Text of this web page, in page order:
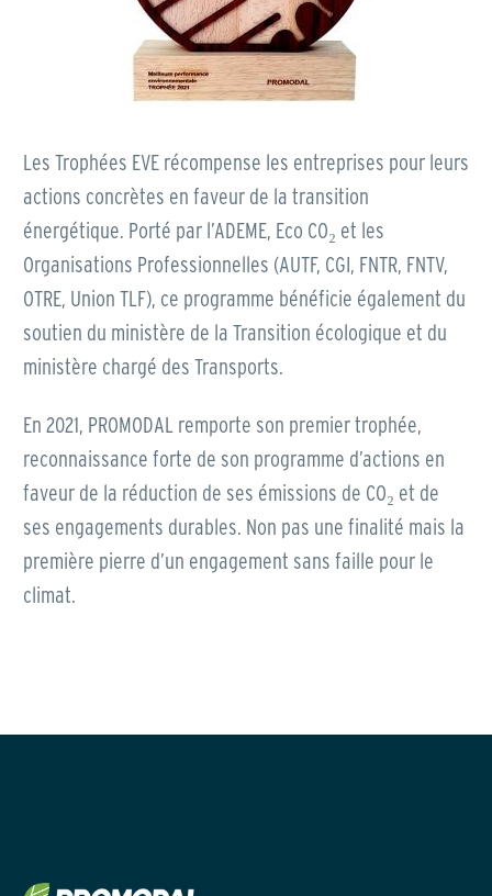
Les Trophées EVE récompense les entreprises pour leurs
actions concrètes en faveur de la transition
énergétique. Porté par l’ADEME, Eco CO₂ et les
Organisations Professionnelles (AUTF, CGI, FNTR, FNTV,
OTRE, Union TLF), ce programme bénéficie également du
soutien du ministère de la Transition écologique et du
ministère chargé des Transports.
En 2021, PROMODAL remporte son premier trophée,
reconnaissance forte de son programme d’actions en
faveur de la réduction de ses émissions de CO₂ et de
ses engagements durables. Non pas une finalité mais la
première pierre d’un engagement sans faille pour le
climat.